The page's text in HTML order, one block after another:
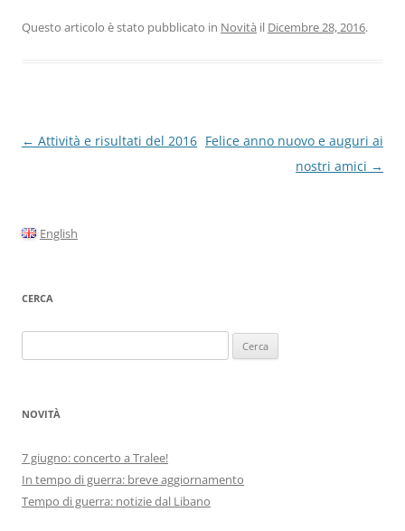
Questo articolo è stato pubblicato in Novità il Dicembre 28, 2016.
Navigazione
← Attività e risultati del 2016 Felice anno nuovo e auguri ai
nostri amici →
English
CERCA
per:
NOVITÀ
7 giugno: concerto a Tralee!
In tempo di guerra: breve aggiornamento
Tempo di guerra: notizie dal Libano